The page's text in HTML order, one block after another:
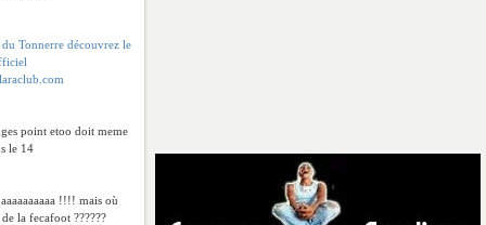
Tonnerre découvrez le
point etoo doit meme
le 14
!!!! mais où
la fecafoot ??????